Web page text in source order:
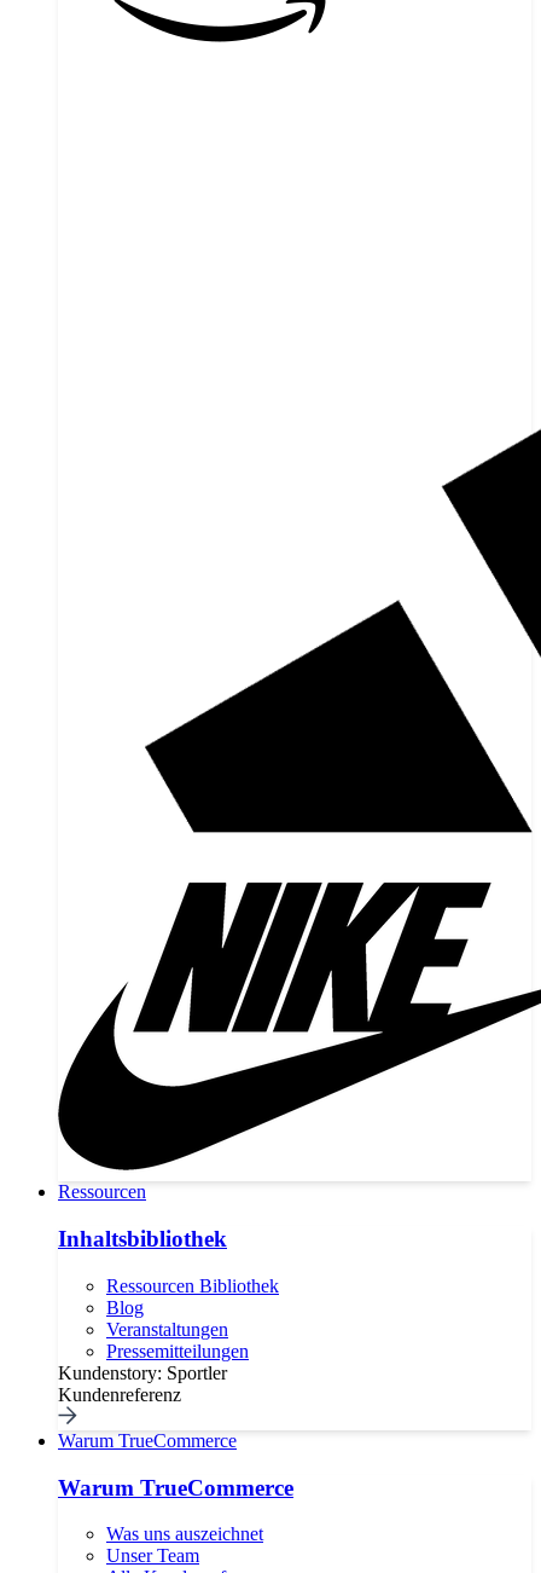
Ressourcen
Inhaltsbibliothek
Ressourcen Bibliothek
Blog
Veranstaltungen
Pressemitteilungen
Kundenstory: Sportler
Kundenreferenz
Warum TrueCommerce
Warum TrueCommerce
Was uns auszeichnet
Unser Team